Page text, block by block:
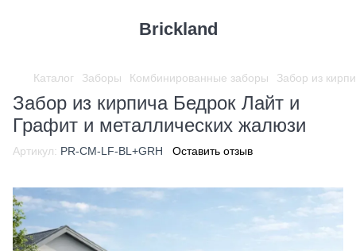
Brickland
Каталог Заборы Комбинированные заборы Забор из
Забор из кирпича Бедрок Лайт и
Графит и металлических жалюзи
Артикул: PR-CM-LF-BL+GRH Оставить отзыв